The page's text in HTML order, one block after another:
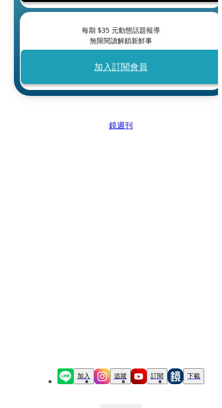
每期 $35 元動態話題報導
無限閱讀解鎖新鮮事
加入訂閱會員
鏡週刊
加入 追蹤 訂閱 下載